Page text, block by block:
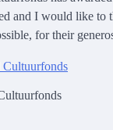
and I would like to
for their